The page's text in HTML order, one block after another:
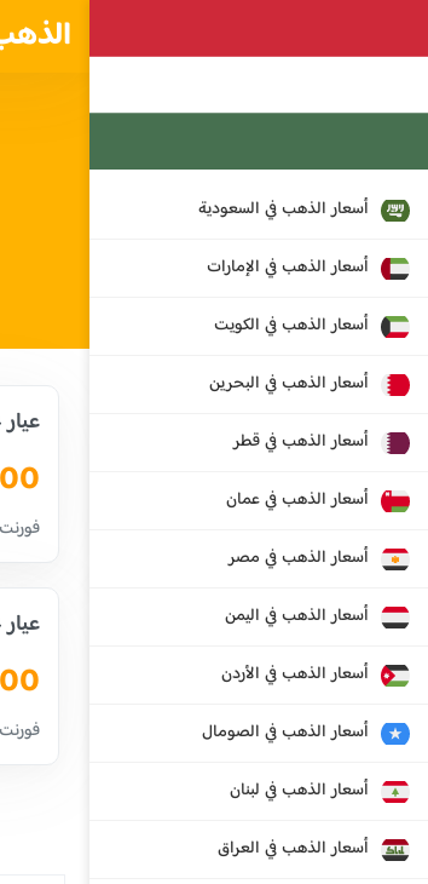
أسعار الذهب في السعودية
أسعار الذهب في الإمارات
أسعار الذهب في الكويت
أسعار الذهب في البحرين
أسعار الذهب في قطر
أسعار الذهب في عمان
أسعار الذهب في مصر
أسعار الذهب في اليمن
أسعار الذهب في الأردن
أسعار الذهب في الصومال
أسعار الذهب في لبنان
أسعار الذهب في العراق
عيار 24
عيار 14